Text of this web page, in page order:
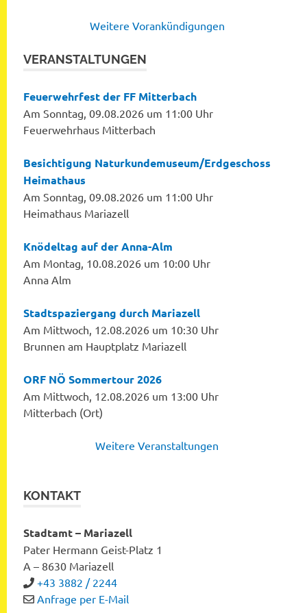
Weitere Vorankündigungen
VERANSTALTUNGEN
Feuerwehrfest der FF Mitterbach
Am Sonntag, 09.08.2026 um 11:00 Uhr
Feuerwehrhaus Mitterbach
Besichtigung Naturkundemuseum/Erdgeschoss
Heimathaus
Am Sonntag, 09.08.2026 um 11:00 Uhr
Heimathaus Mariazell
Knödeltag auf der Anna-Alm
Am Montag, 10.08.2026 um 10:00 Uhr
Anna Alm
Stadtspaziergang durch Mariazell
Am Mittwoch, 12.08.2026 um 10:30 Uhr
Brunnen am Hauptplatz Mariazell
ORF NÖ Sommertour 2026
Am Mittwoch, 12.08.2026 um 13:00 Uhr
Mitterbach (Ort)
Weitere Veranstaltungen
KONTAKT
Stadtamt – Mariazell
Pater Hermann Geist-Platz 1
A – 8630 Mariazell
+43 3882 / 2244
Anfrage per E-Mail